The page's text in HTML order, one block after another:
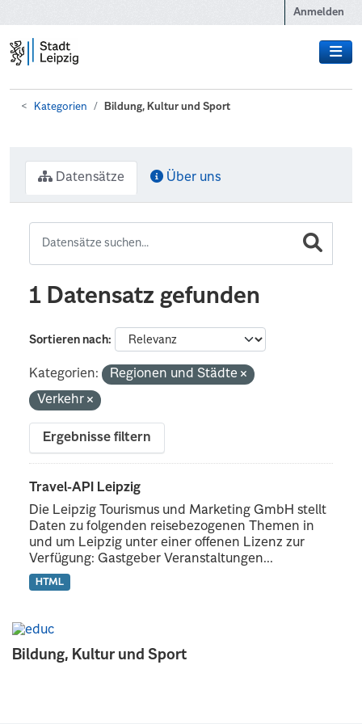
Anmelden
Kategorien Bildung, Kultur und Sport
Bildung, Kultur und Sport
Datensätze Über uns
1 Datensatz gefunden
Sortieren nach
Kategorien:
Regionen und Städte
Verkehr
Ergebnisse filtern
Travel-API Leipzig
Die Leipzig Tourismus und Marketing GmbH stellt
Daten zu folgenden reisebezogenen Themen in
und um Leipzig unter einer offenen Lizenz zur
Verfügung: Gastgeber Veranstaltungen...
HTML